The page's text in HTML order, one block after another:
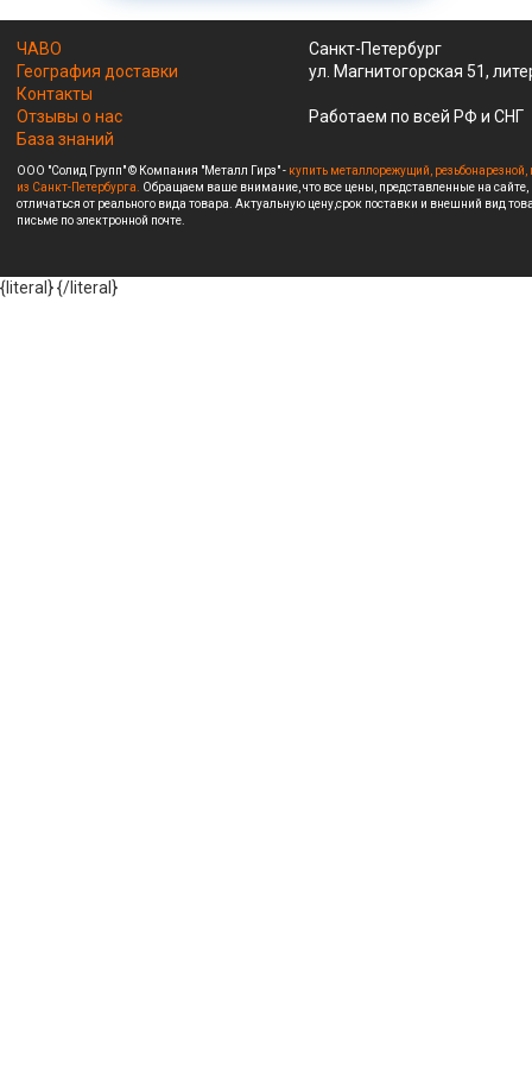
ЧАВО
География доставки
Контакты
Отзывы о нас
База знаний
Санкт-Петербург
ул. Магнитогорская 51,
Работаем по всей РФ и СНГ
ООО "Солид Групп" © Компания "Металл Гирз" - купить металлорежущий,
из Санкт-Петербурга. Обращаем ваше внимание, что все цены, представленные на
отличаться от реального вида товара. Актуальную цену,срок поставки и внешний вид
письме по электронной почте.
{literal}{/literal}